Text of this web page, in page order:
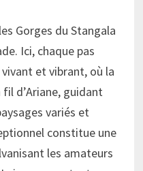
Gorges du Stangala
Ici, chaque pas
et vibrant, où la
d’Ariane, guidant
variés et
constitue une
les amateurs